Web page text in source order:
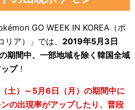
GO WEEK IN KOREA（ポ
ア）」では、 2019年5月3日
期間中、一部地域を除く韓国全域
プ！
土）～5月6日（月）の期間中に
の出現率がアップしたり、普段